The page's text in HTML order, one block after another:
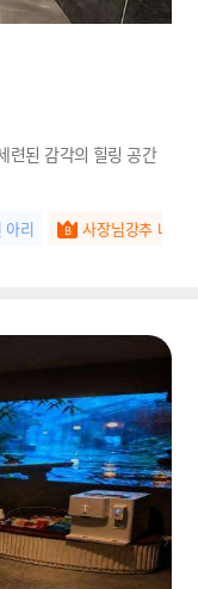
련된 감각의 힐링 공간
아리 사장님강추 나은